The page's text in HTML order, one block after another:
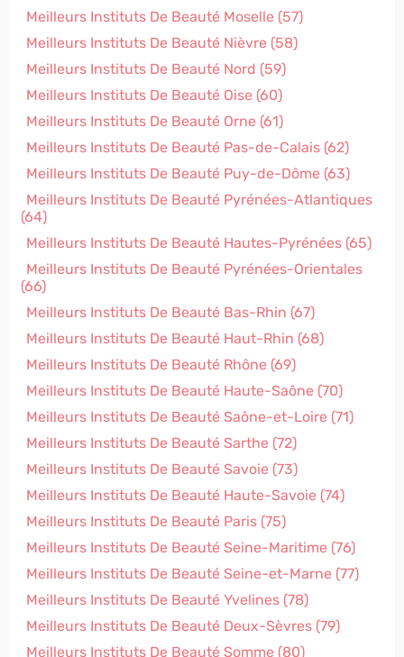
Meilleurs Instituts De Beauté Moselle (57)
Meilleurs Instituts De Beauté Nièvre (58)
Meilleurs Instituts De Beauté Nord (59)
Meilleurs Instituts De Beauté Oise (60)
Meilleurs Instituts De Beauté Orne (61)
Meilleurs Instituts De Beauté Pas-de-Calais (62)
Meilleurs Instituts De Beauté Puy-de-Dôme (63)
Meilleurs Instituts De Beauté Pyrénées-Atlantiques
(64)
Meilleurs Instituts De Beauté Hautes-Pyrénées (65)
Meilleurs Instituts De Beauté Pyrénées-Orientales
(66)
Meilleurs Instituts De Beauté Bas-Rhin (67)
Meilleurs Instituts De Beauté Haut-Rhin (68)
Meilleurs Instituts De Beauté Rhône (69)
Meilleurs Instituts De Beauté Haute-Saône (70)
Meilleurs Instituts De Beauté Saône-et-Loire (71)
Meilleurs Instituts De Beauté Sarthe (72)
Meilleurs Instituts De Beauté Savoie (73)
Meilleurs Instituts De Beauté Haute-Savoie (74)
Meilleurs Instituts De Beauté Paris (75)
Meilleurs Instituts De Beauté Seine-Maritime (76)
Meilleurs Instituts De Beauté Seine-et-Marne (77)
Meilleurs Instituts De Beauté Yvelines (78)
Meilleurs Instituts De Beauté Deux-Sèvres (79)
Meilleurs Instituts De Beauté Somme (80)